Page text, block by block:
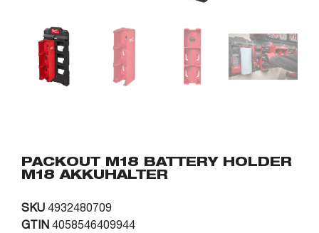
PACKOUT M18 BATTERY HOLDER
M18 AKKUHALTER
SKU 4932480709
GTIN 4058546409944